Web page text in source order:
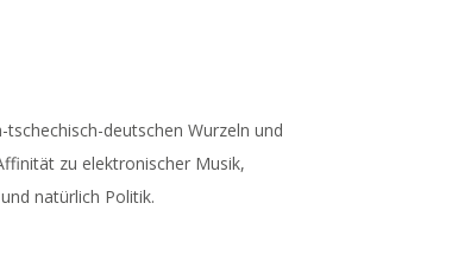
deutschen Wurzeln und
zu elektronischer Musik,
natürlich Politik.